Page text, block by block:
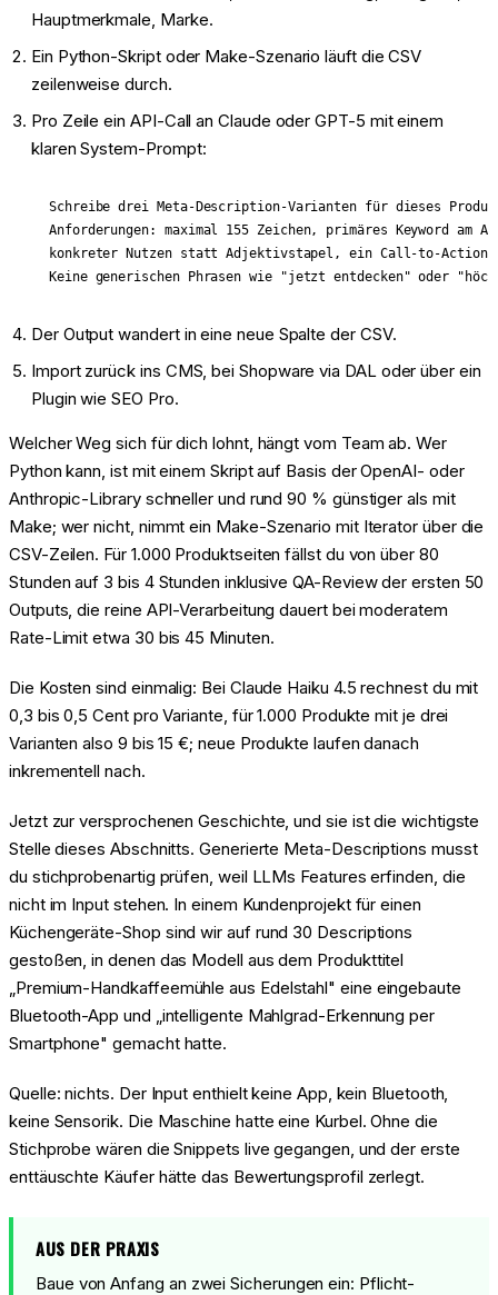
Hauptmerkmale, Marke.
Ein Python-Skript oder Make-Szenario läuft die CSV
zeilenweise durch.
Pro Zeile ein API-Call an Claude oder GPT-5 mit einem
klaren System-Prompt:
Schreibe drei Meta-Description-Varianten für dieses
Anforderungen: maximal 155 Zeichen, primäres Keyword am
konkreter Nutzen statt Adjektivstapel, ein Call-to-Action-
Der Output wandert in eine neue Spalte der CSV.
Import zurück ins CMS, bei Shopware via DAL oder über ein
Plugin wie SEO Pro.
Welcher Weg sich für dich lohnt, hängt vom Team ab. Wer
Python kann, ist mit einem Skript auf Basis der OpenAI- oder
Anthropic-Library schneller und rund 90 % günstiger als mit
Make; wer nicht, nimmt ein Make-Szenario mit Iterator über die
CSV-Zeilen. Für 1.000 Produktseiten fällst du von über 80
Stunden auf 3 bis 4 Stunden inklusive QA-Review der ersten 50
Outputs, die reine API-Verarbeitung dauert bei moderatem
Rate-Limit etwa 30 bis 45 Minuten.
Die Kosten sind einmalig: Bei Claude Haiku 4.5 rechnest du mit
0,3 bis 0,5 Cent pro Variante, für 1.000 Produkte mit je drei
Varianten also 9 bis 15 €; neue Produkte laufen danach
inkrementell nach.
Jetzt zur versprochenen Geschichte, und sie ist die wichtigste
Stelle dieses Abschnitts. Generierte Meta-Descriptions musst
du stichprobenartig prüfen, weil LLMs Features erfinden, die
nicht im Input stehen. In einem Kundenprojekt für einen
Küchengeräte-Shop sind wir auf rund 30 Descriptions
gestoßen, in denen das Modell aus dem Produkttitel
„Premium-Handkaffeemühle aus Edelstahl" eine eingebaute
Bluetooth-App und „intelligente Mahlgrad-Erkennung per
Smartphone" gemacht hatte.
Quelle: nichts. Der Input enthielt keine App, kein Bluetooth,
keine Sensorik. Die Maschine hatte eine Kurbel. Ohne die
Stichprobe wären die Snippets live gegangen, und der erste
enttäuschte Käufer hätte das Bewertungsprofil zerlegt.
AUS DER PRAXIS
Baue von Anfang an zwei Sicherungen ein: Pflicht-